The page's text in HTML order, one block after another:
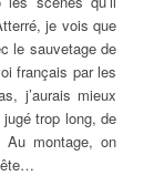
je vois que
le sauvetage de
français par les
j’aurais mieux
trop long, de
montage, on